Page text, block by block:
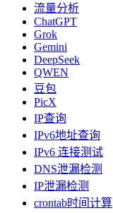
流量分析
ChatGPT
Grok
Gemini
DeepSeek
QWEN
豆包
PicX
IP查询
IPv6地址查询
IPv6 连接测试
DNS泄漏检测
IP泄漏检测
crontab时间计算